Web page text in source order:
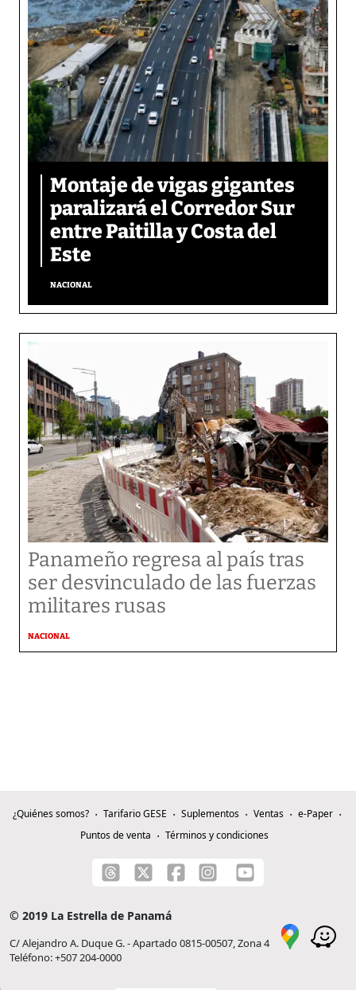
Montaje de vigas gigantes
paralizará el Corredor Sur
entre Paitilla y Costa del
Este
NACIONAL
Panameño regresa al país tras
ser desvinculado de las fuerzas
militares rusas
NACIONAL
¿Quiénes somos? Tarifario GESE Suplementos Ventas
e-Paper
Puntos de venta
Términos y condiciones
© 2019 La Estrella de Panamá
C/ Alejandro A. Duque G. - Apartado 0815-00507, Zona 4
Teléfono: +507 204-0000